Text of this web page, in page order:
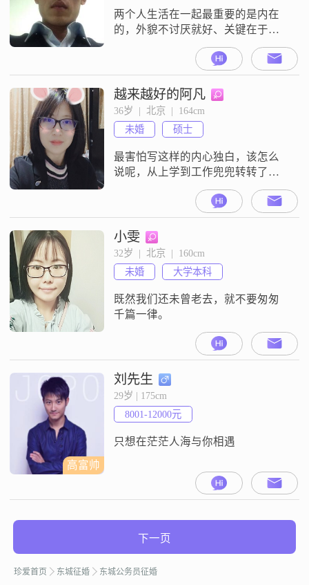
主任。后考成人大学毕业，学过行
政管理，法律，
两个人生活在一起最重要的是内在
的，外貌不讨厌就好、关键在于互
相包容互相磨合，希望认识的她是
一位想性情随和、性格活泼开朗的
女孩！
越来越好的阿凡
36岁  |  北京  |  164cm
未婚
硕士
最害怕写这样的内心独白，该怎么
说呢，从上学到工作兜兜转转了很
多城市，最后又回到北京，想稳定
下来，找个家啦。希望缘分会出现
吧。
小雯
32岁  |  北京  |  160cm
未婚
大学本科
既然我们还未曾老去，就不要匆匆
千篇一律。
高富帅
刘先生
29岁 | 175cm
8001-12000元
只想在茫茫人海与你相遇
下一页
珍爱首页 东城征婚 东城公务员征婚